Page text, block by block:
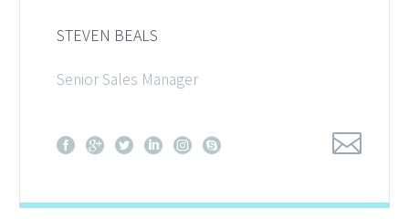
STEVEN BEALS
Senior Sales Manager